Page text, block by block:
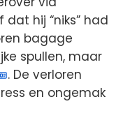
hij “niks” had
bagage
spullen, maar
. De verloren
en ongemak